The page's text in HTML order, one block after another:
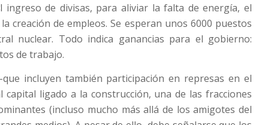
ingreso de divisas, para aliviar la falta de energía, el
creación de empleos. Se esperan unos 6000 puestos
nuclear. Todo indica ganancias para el gobierno:
de trabajo.
incluyen también participación en represas en el
ligado a la construcción, una de las fracciones
(incluso mucho más allá de los amigotes del